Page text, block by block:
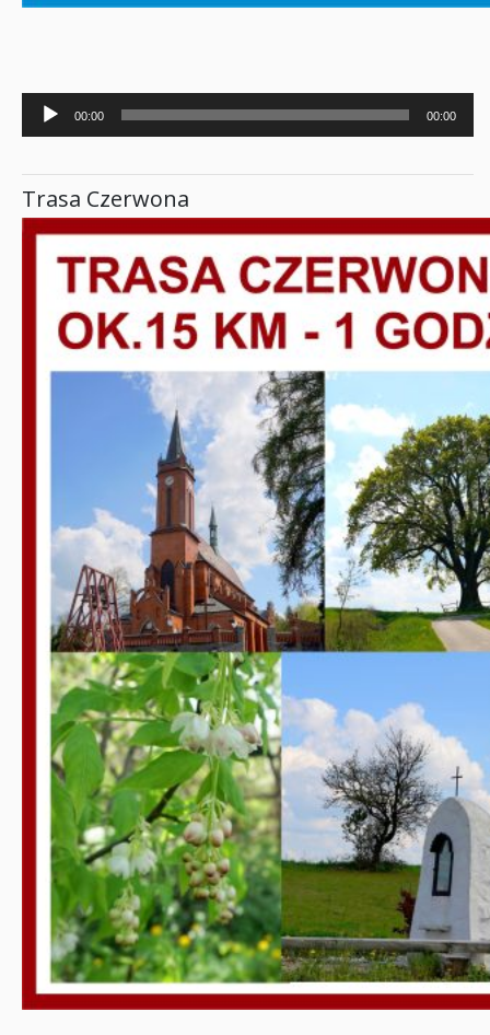
Odtwarzacz
plików
00:00 00:00
Trasa Czerwona